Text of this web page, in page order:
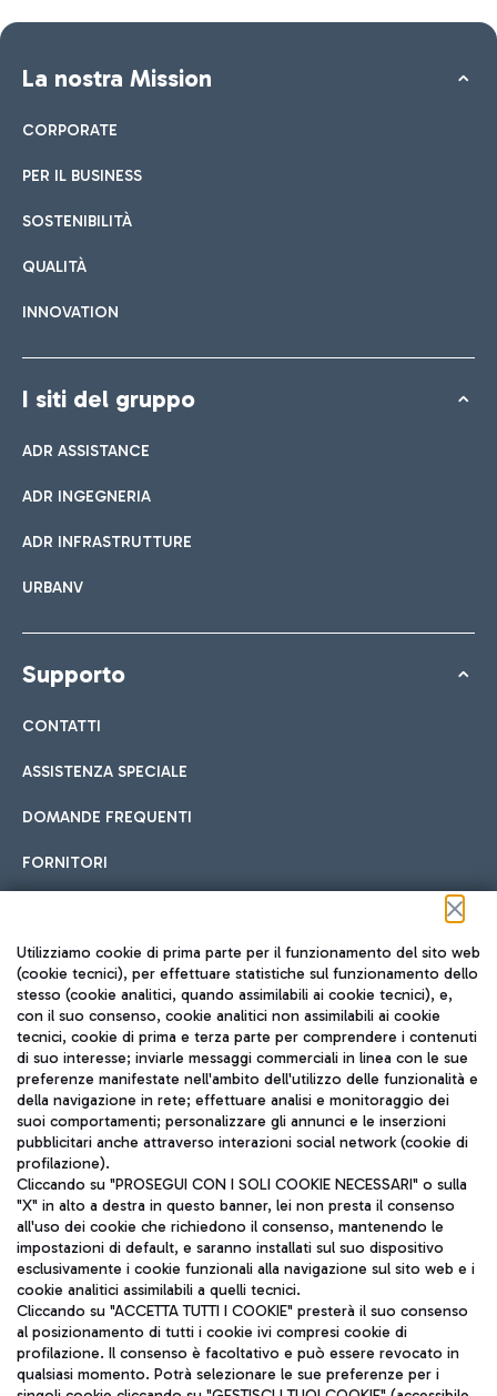
La nostra Mission
CORPORATE
PER IL BUSINESS
SOSTENIBILITÀ
QUALITÀ
INNOVATION
I siti del gruppo
ADR ASSISTANCE
ADR INGEGNERIA
ADR INFRASTRUTTURE
URBANV
Supporto
CONTATTI
ASSISTENZA SPECIALE
DOMANDE FREQUENTI
FORNITORI
Seguici sui social
TRAVEL JOURNAL
ITA
Aeroporti di Roma S.p.A. - Società soggetta a direzione e
coordinamento di Mundys S.p.A.
Codice fiscale e Registro delle Imprese di Roma 13032990155 P.
IVA 06572251004
Capitale sociale 62.224.743,00 int. vers.
Utilizziamo cookie di prima parte per il funzionamento del sito web
(cookie tecnici), per effettuare statistiche sul funzionamento dello
stesso (cookie analitici, quando assimilabili ai cookie tecnici), e,
con il suo consenso, cookie analitici non assimilabili ai cookie
tecnici, cookie di prima e terza parte per comprendere i contenuti
di suo interesse; inviarle messaggi commerciali in linea con le sue
preferenze manifestate nell'ambito dell'utilizzo delle funzionalità e
della navigazione in rete; effettuare analisi e monitoraggio dei
suoi comportamenti; personalizzare gli annunci e le inserzioni
pubblicitari anche attraverso interazioni social network (cookie di
profilazione).
Cliccando su "PROSEGUI CON I SOLI COOKIE NECESSARI" o sulla
"X" in alto a destra in questo banner, lei non presta il consenso
all'uso dei cookie che richiedono il consenso, mantenendo le
impostazioni di default, e saranno installati sul suo dispositivo
esclusivamente i cookie funzionali alla navigazione sul sito web e i
cookie analitici assimilabili a quelli tecnici.
Cliccando su "ACCETTA TUTTI I COOKIE" presterà il suo consenso
al posizionamento di tutti i cookie ivi compresi cookie di
profilazione. Il consenso è facoltativo e può essere revocato in
qualsiasi momento. Potrà selezionare le sue preferenze per i